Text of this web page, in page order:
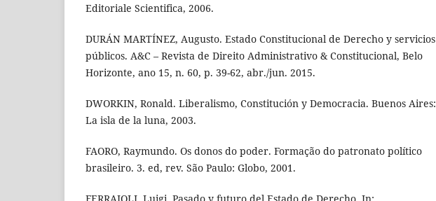
Editoriale Scientifica, 2006.
DURÁN MARTÍNEZ, Augusto. Estado Constitucional de Derecho y servicios
públicos. A&C – Revista de Direito Administrativo & Constitucional, Belo
Horizonte, ano 15, n. 60, p. 39-62, abr./jun. 2015.
DWORKIN, Ronald. Liberalismo, Constitución y Democracia. Buenos Aires:
La isla de la luna, 2003.
FAORO, Raymundo. Os donos do poder. Formação do patronato político
brasileiro. 3. ed, rev. São Paulo: Globo, 2001.